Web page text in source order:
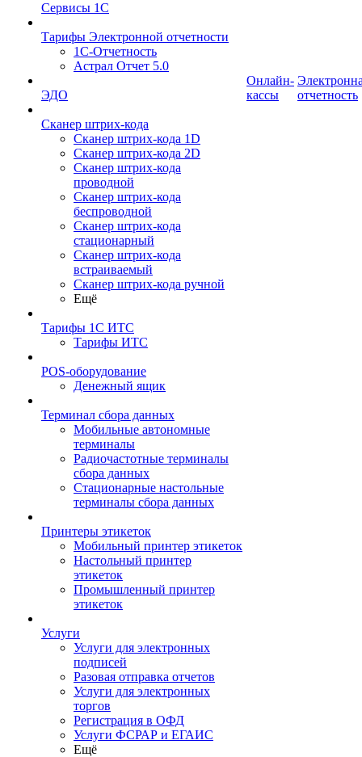
Сервисы 1С
Тарифы Электронной отчетности
1С-Отчетность
Астрал Отчет 5.0
ЭДО
Сканер штрих-кода
Сканер штрих-кода 1D
Сканер штрих-кода 2D
Сканер штрих-кода
проводной
Сканер штрих-кода
беспроводной
Сканер штрих-кода
стационарный
Сканер штрих-кода
встраиваемый
Сканер штрих-кода ручной
Ещё
Тарифы 1С ИТС
Тарифы ИТС
POS-оборудование
Денежный ящик
Терминал сбора данных
Мобильные автономные
терминалы
Радиочастотные терминалы
сбора данных
Стационарные настольные
терминалы сбора данных
Принтеры этикеток
Мобильный принтер этикеток
Настольный принтер
этикеток
Промышленный принтер
этикеток
Услуги
Услуги для электронных
подписей
Разовая отправка отчетов
Услуги для электронных
торгов
Регистрация в ОФД
Услуги ФСРАР и ЕГАИС
Ещё
Онлайн-
кассы
отчетность